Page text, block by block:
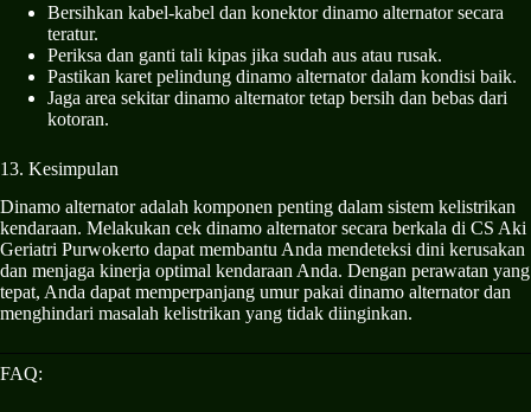
Bersihkan kabel-kabel dan konektor dinamo alternator secara
teratur.
Periksa dan ganti tali kipas jika sudah aus atau rusak.
Pastikan karet pelindung dinamo alternator dalam kondisi baik.
Jaga area sekitar dinamo alternator tetap bersih dan bebas dari
kotoran.
13. Kesimpulan
Dinamo alternator adalah komponen penting dalam sistem kelistrikan
kendaraan. Melakukan cek dinamo alternator secara berkala di CS Aki
Geriatri Purwokerto dapat membantu Anda mendeteksi dini kerusakan
dan menjaga kinerja optimal kendaraan Anda. Dengan perawatan yang
tepat, Anda dapat memperpanjang umur pakai dinamo alternator dan
menghindari masalah kelistrikan yang tidak diinginkan.
FAQ: